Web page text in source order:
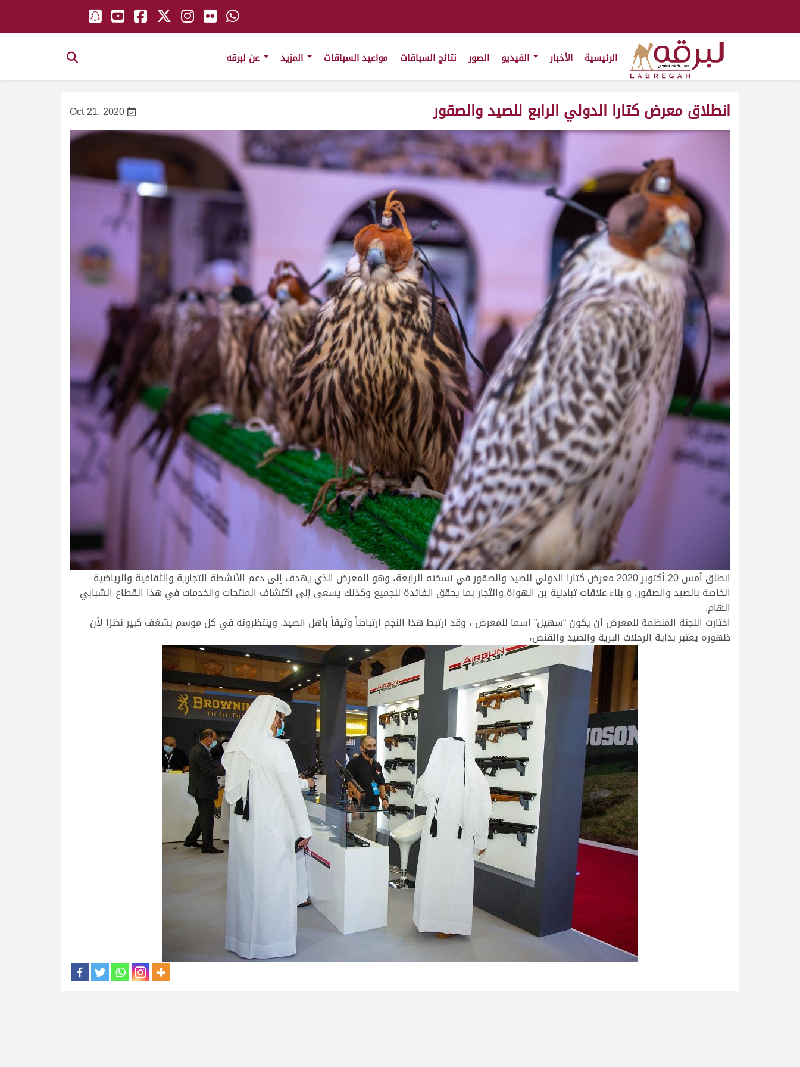
الرئيسية الأخبار الصور نتائج السباقات مواعيد السباقات
Oct 21, 2020 انطلاق معرض كتارا الدولي الرابع للصيد والصقور
انطلق أمس 20 أكتوبر 2020 معرض كتارا الدولي للصيد والصقور في نسخته الرابعة، وهو المعرض الذي يهدف إلى دعم الأنشطة التجارية والثقافية والرياضية
الخاصة بالصيد والصقور، و بناء علاقات تبادلية بن الهواة والتُجار بما يحقق الفائدة للجميع وكذلك يسعى إلى اكتشاف المنتجات والخدمات في هذا القطاع الشبابي
الهام.
اختارت اللجنة المنظمة للمعرض أن يكون “سهيل” اسما للمعرض ، وقد ارتبط هذا النجم ارتباطاً وثيقاً بأهل الصيد. وينتظرونه في كل موسم بشغف كبير نظرًا لأن
ظهوره يعتبر بداية الرحلات البرية والصيد والقنص،